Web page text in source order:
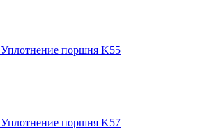
Уплотнение поршня K55
Уплотнение поршня K57